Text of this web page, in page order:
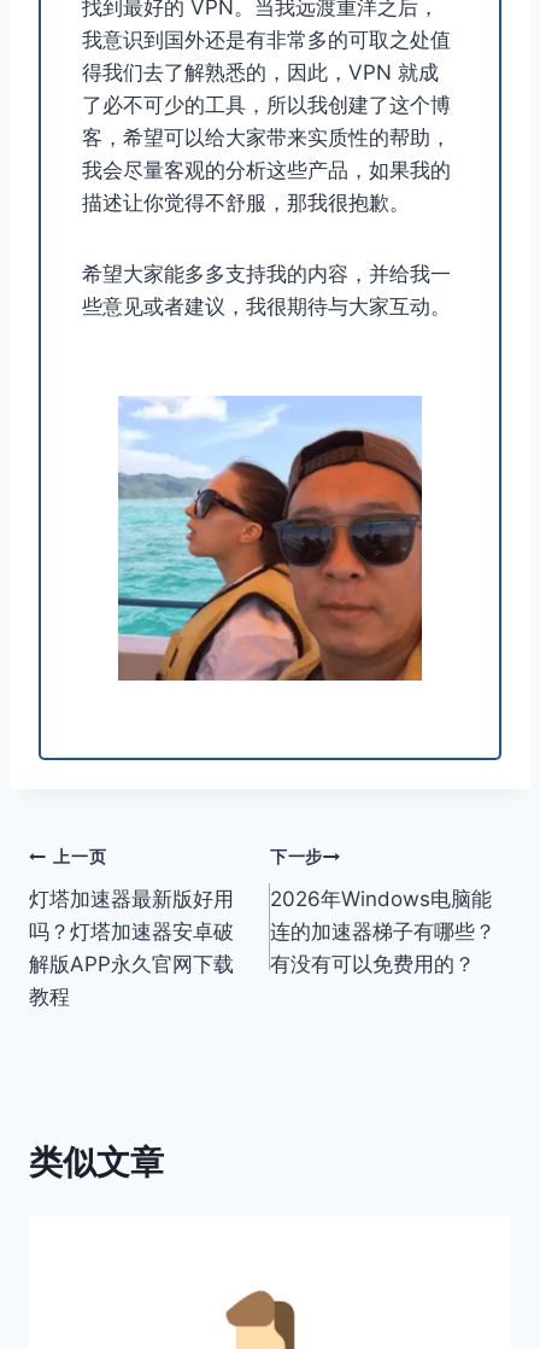
找到最好的 VPN。当我远渡重洋之后，
我意识到国外还是有非常多的可取之处值
得我们去了解熟悉的，因此，VPN 就成
了必不可少的工具，所以我创建了这个博
客，希望可以给大家带来实质性的帮助，
我会尽量客观的分析这些产品，如果我的
描述让你觉得不舒服，那我很抱歉。
希望大家能多多支持我的内容，并给我一
些意见或者建议，我很期待与大家互动。
文
章
导
航
上一页
灯塔加速器最新版好用
吗？灯塔加速器安卓破
解版APP永久官网下载
教程
下一步
2026年Windows电脑能
连的加速器梯子有哪些？
有没有可以免费用的？
类似文章